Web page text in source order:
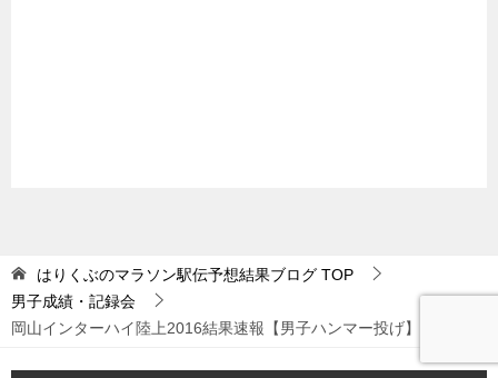
はりくぶのマラソン駅伝予想結果ブログ TOP
男子成績・記録会
岡山インターハイ陸上2016結果速報【男子ハンマー投げ】